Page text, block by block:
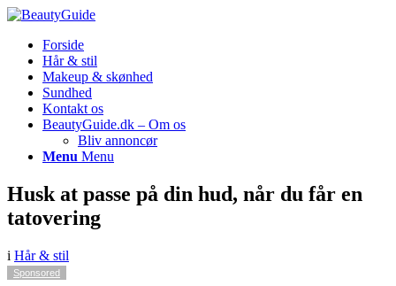
Forside
Hår & stil
Makeup & skønhed
Sundhed
Kontakt os
BeautyGuide.dk – Om os
Bliv annoncør
Menu Menu
Husk at passe på din hud, når du får en
tatovering
i Hår & stil
Sponsored